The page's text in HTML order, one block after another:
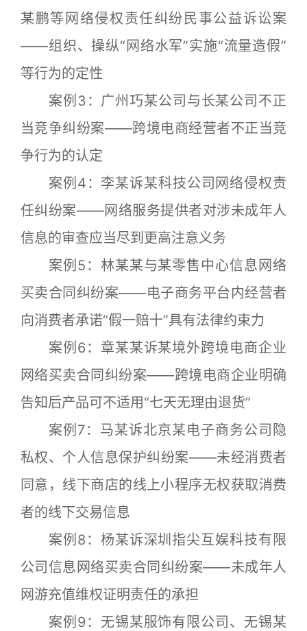
某鹏等网络侵权责任纠纷民事公益诉讼案
——组织、操纵“网络水军”实施“流量造假”
等行为的定性
案例3：广州巧某公司与长某公司不正
当竞争纠纷案——跨境电商经营者不正当竞
争行为的认定
案例4：李某诉某科技公司网络侵权责
任纠纷案——网络服务提供者对涉未成年人
信息的审查应当尽到更高注意义务
案例5：林某某与某零售中心信息网络
买卖合同纠纷案——电子商务平台内经营者
向消费者承诺“假一赔十”具有法律约束力
案例6：章某某诉某境外跨境电商企业
网络买卖合同纠纷案——跨境电商企业明确
告知后产品可不适用“七天无理由退货”
案例7：马某诉北京某电子商务公司隐
私权、个人信息保护纠纷案——未经消费者
同意，线下商店的线上小程序无权获取消费
者的线下交易信息
案例8：杨某诉深圳指尖互娱科技有限
公司信息网络买卖合同纠纷案——未成年人
网游充值维权证明责任的承担
案例9：无锡某服饰有限公司、无锡某